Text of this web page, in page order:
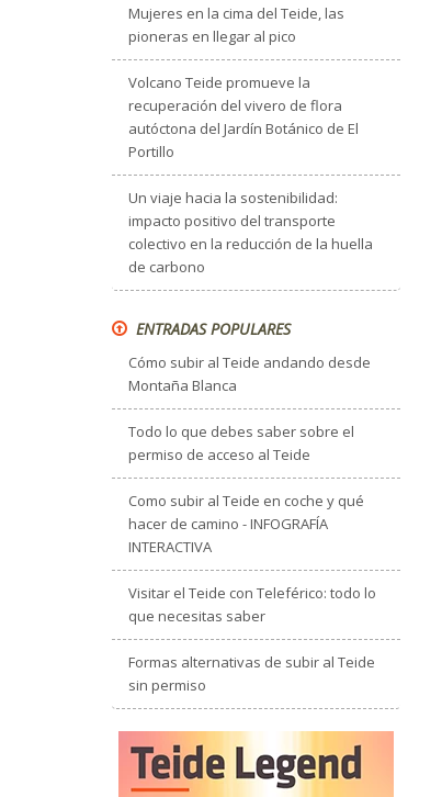
Mujeres en la cima del Teide, las
pioneras en llegar al pico
Volcano Teide promueve la
recuperación del vivero de flora
autóctona del Jardín Botánico de El
Portillo
Un viaje hacia la sostenibilidad:
impacto positivo del transporte
colectivo en la reducción de la huella
de carbono
ENTRADAS POPULARES
Cómo subir al Teide andando desde
Montaña Blanca
Todo lo que debes saber sobre el
permiso de acceso al Teide
Como subir al Teide en coche y qué
hacer de camino - INFOGRAFÍA
INTERACTIVA
Visitar el Teide con Teleférico: todo lo
que necesitas saber
Formas alternativas de subir al Teide
sin permiso